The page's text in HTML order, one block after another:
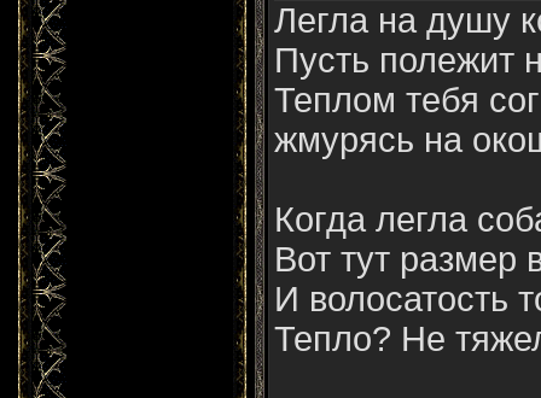
Легла на душу
Пусть полежит
Теплом тебя
жмурясь на
Когда легла
Вот тут размер
И волосатость
Тепло? Не